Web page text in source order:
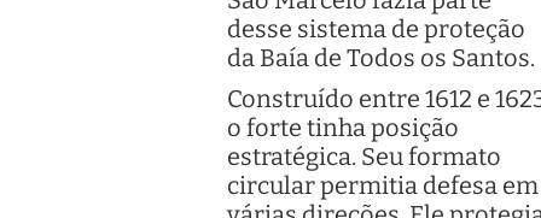
desse sistema de proteção
da Baía de Todos os Santos.
Construído entre 1612 e
o forte tinha posição
estratégica. Seu formato
circular permitia defesa em